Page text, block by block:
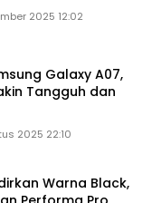
2025 12:02
Galaxy A07,
Tangguh dan
2025 22:10
Warna Black,